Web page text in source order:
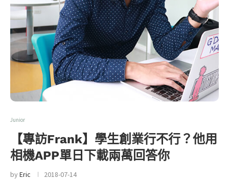
Junior
【專訪Frank】學生創業行不行？他用
相機APP單日下載兩萬回答你
byEric 2018-07-14